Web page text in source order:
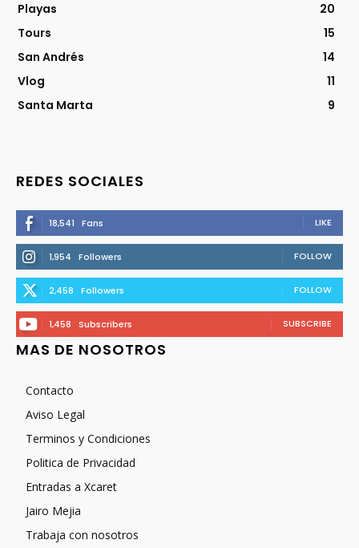
Playas
20
Tours
15
San Andrés
14
Vlog
11
Santa Marta
9
REDES SOCIALES
18,541 Fans LIKE
1,954 Followers FOLLOW
2,458 Followers FOLLOW
1,458 Subscribers SUBSCRIBE
MAS DE NOSOTROS
Contacto
Aviso Legal
Terminos y Condiciones
Politica de Privacidad
Entradas a Xcaret
Jairo Mejia
Trabaja con nosotros